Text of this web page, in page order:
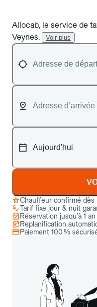
Allocab, le service de
Veynes.
Voir plus
Chauffeur confirmé dès
Tarif fixe jour & nuit
Réservation jusqu’à 1 an
Replanification
Paiement 100 %